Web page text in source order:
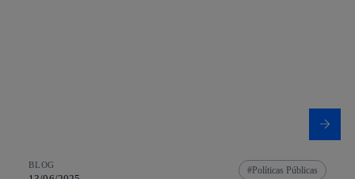
BLOG Políticas Públicas